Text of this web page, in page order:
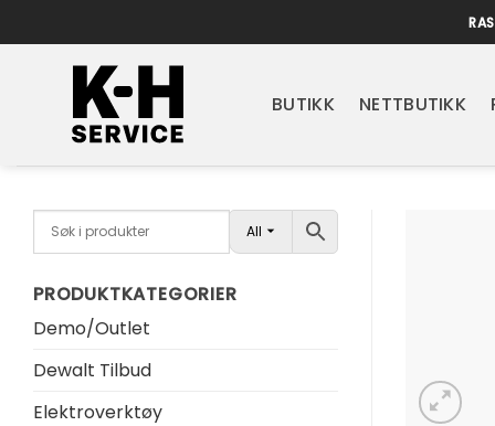
to
BUTIKK NETTBUTIKK
All
PRODUKTKATEGORIER
Demo/Outlet
Dewalt Tilbud
Elektroverktøy